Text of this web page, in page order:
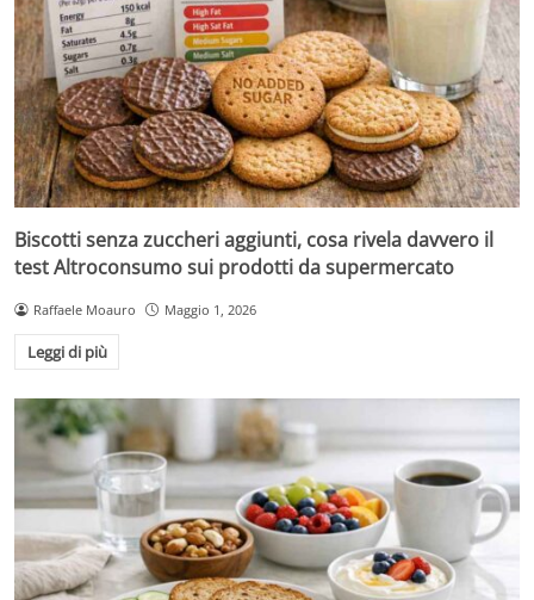
Biscotti senza zuccheri aggiunti, cosa rivela davvero il
test Altroconsumo sui prodotti da supermercato
Raffaele Moauro Maggio 1, 2026
Leggi di più